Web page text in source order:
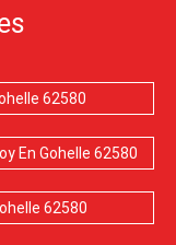
62580
En Gohelle 62580
62580